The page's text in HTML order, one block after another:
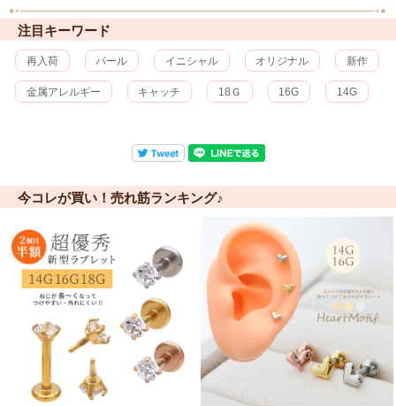
注目キーワード
再入荷 パール イニシャル オリジナル 新作
金属アレルギー キャッチ 18Ｇ 16G 14G
今コレが買い！売れ筋ランキング♪